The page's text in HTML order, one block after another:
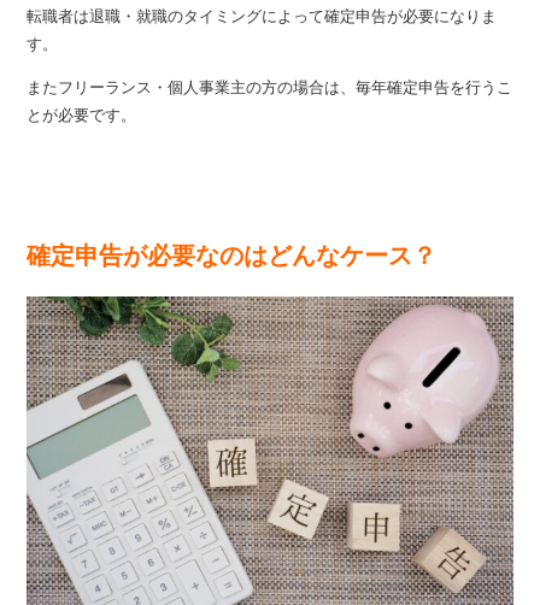
転職者は退職・就職のタイミングによって確定申告が必要になりま
す。
またフリーランス・個人事業主の方の場合は、毎年確定申告を行うこ
とが必要です。
確定申告が必要なのはどんなケース？